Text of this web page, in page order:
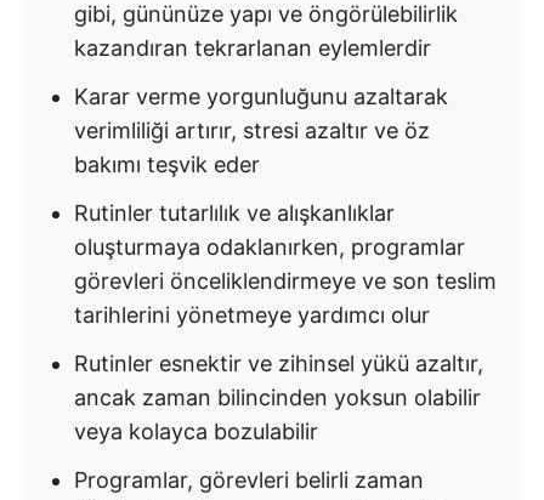
gibi, gününüze yapı ve öngörülebilirlik
kazandıran tekrarlanan eylemlerdir
Karar verme yorgunluğunu azaltarak
verimliliği artırır, stresi azaltır ve öz
bakımı teşvik eder
Rutinler tutarlılık ve alışkanlıklar
oluşturmaya odaklanırken, programlar
görevleri önceliklendirmeye ve son teslim
tarihlerini yönetmeye yardımcı olur
Rutinler esnektir ve zihinsel yükü azaltır,
ancak zaman bilincinden yoksun olabilir
veya kolayca bozulabilir
Programlar, görevleri belirli zaman